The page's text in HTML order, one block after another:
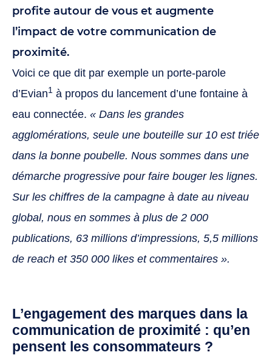
profite autour de vous et augmente
l’impact de votre communication de
proximité.
Voici ce que dit par exemple un porte-parole
d’Evian1 à propos du lancement d’une fontaine à
eau connectée. « Dans les grandes
agglomérations, seule une bouteille sur 10 est triée
dans la bonne poubelle. Nous sommes dans une
démarche progressive pour faire bouger les lignes.
Sur les chiffres de la campagne à date au niveau
global, nous en sommes à plus de 2 000
publications, 63 millions d’impressions, 5,5 millions
de reach et 350 000 likes et commentaires ».
L’engagement des marques dans la
communication de proximité : qu’en
pensent les consommateurs ?